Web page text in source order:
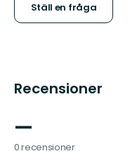
Ställ en fråga
Recensioner
—
0 recensioner